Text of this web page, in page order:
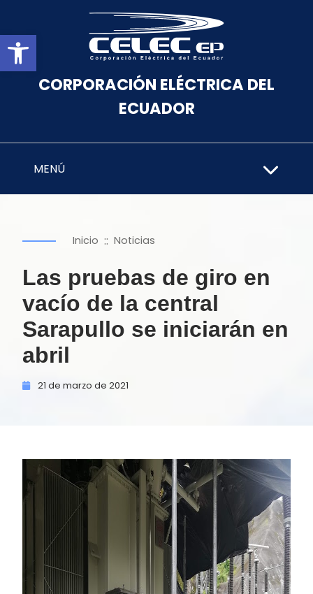
Abrir barra de herramientas
CORPORACIÓN ELÉCTRICA DEL
ECUADOR
MENÚ
Inicio :: Noticias
Las pruebas de giro en
vacío de la central
Sarapullo se iniciarán en
abril
21 de marzo de 2021